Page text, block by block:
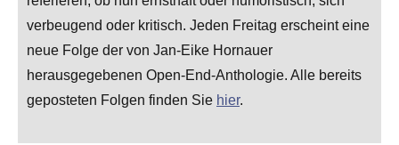
verbeugend oder kritisch. Jeden Freitag erscheint eine
neue Folge der von Jan-Eike Hornauer
herausgegebenen Open-End-Anthologie. Alle bereits
geposteten Folgen finden Sie hier.